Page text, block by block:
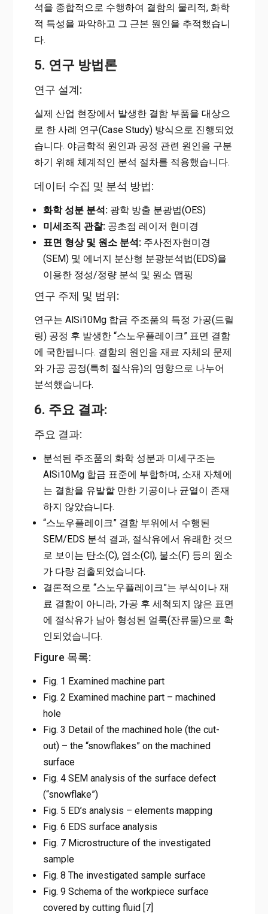
석을 종합적으로 수행하여 결함의 물리적, 화학
적 특성을 파악하고 그 근본 원인을 추적했습니
다.
5. 연구 방법론
연구 설계:
실제 산업 현장에서 발생한 결함 부품을 대상으
로 한 사례 연구(Case Study) 방식으로 진행되었
습니다. 야금학적 원인과 공정 관련 원인을 구분
하기 위해 체계적인 분석 절차를 적용했습니다.
데이터 수집 및 분석 방법:
화학 성분 분석:광학 방출 분광법(OES)
미세조직 관찰:공초점 레이저 현미경
표면 형상 및 원소 분석:주사전자현미경
(SEM) 및 에너지 분산형 분광분석법(EDS)을
이용한 정성/정량 분석 및 원소 맵핑
연구 주제 및 범위:
연구는 AlSi10Mg 합금 주조품의 특정 가공(드릴
링) 공정 후 발생한 “스노우플레이크” 표면 결함
에 국한됩니다. 결함의 원인을 재료 자체의 문제
와 가공 공정(특히 절삭유)의 영향으로 나누어
분석했습니다.
6. 주요 결과:
주요 결과:
분석된 주조품의 화학 성분과 미세구조는
AlSi10Mg 합금 표준에 부합하며, 소재 자체에
는 결함을 유발할 만한 기공이나 균열이 존재
하지 않았습니다.
“스노우플레이크” 결함 부위에서 수행된
SEM/EDS 분석 결과, 절삭유에서 유래한 것으
로 보이는 탄소(C), 염소(Cl), 불소(F) 등의 원소
가 다량 검출되었습니다.
결론적으로 “스노우플레이크”는 부식이나 재
료 결함이 아니라, 가공 후 세척되지 않은 표면
에 절삭유가 남아 형성된 얼룩(잔류물)으로 확
인되었습니다.
Figure 목록:
Fig. 1 Examined machine part
Fig. 2 Examined machine part – machined
hole
Fig. 3 Detail of the machined hole (the cut-
out) – the “snowflakes” on the machined
surface
Fig. 4 SEM analysis of the surface defect
(“snowflake”)
Fig. 5 ED’s analysis – elements mapping
Fig. 6 EDS surface analysis
Fig. 7 Microstructure of the investigated
sample
Fig. 8 The investigated sample surface
Fig. 9 Schema of the workpiece surface
covered by cutting fluid [7]